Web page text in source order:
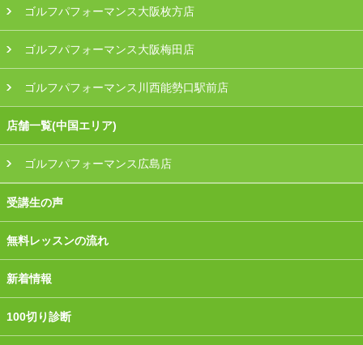
ゴルフパフォーマンス大阪枚方店
ゴルフパフォーマンス大阪梅田店
ゴルフパフォーマンス川西能勢口駅前店
店舗一覧(中国エリア)
ゴルフパフォーマンス広島店
受講生の声
無料レッスンの流れ
新着情報
100切り診断